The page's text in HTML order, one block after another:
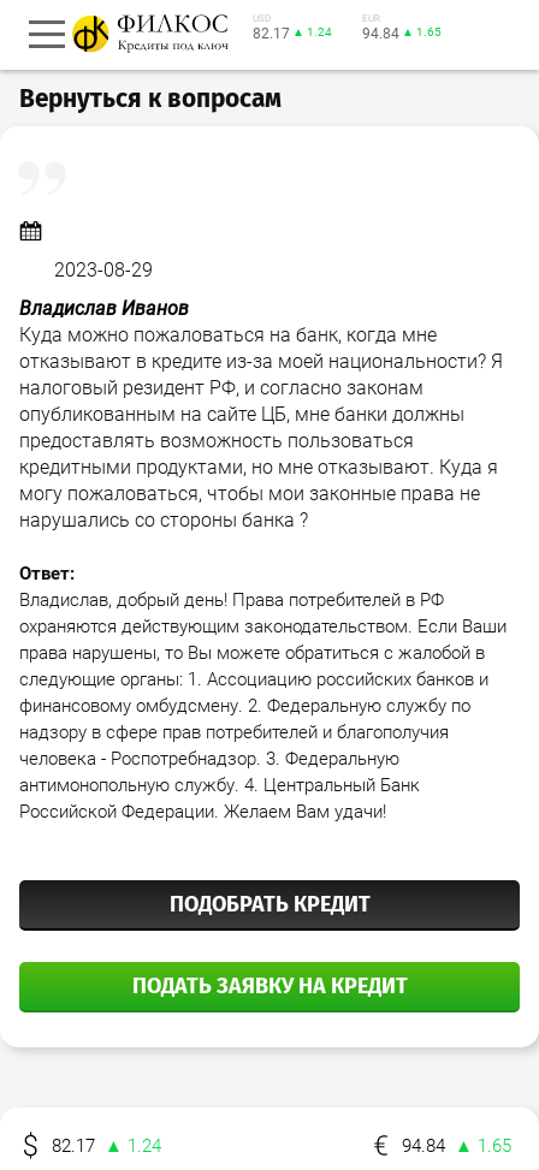
USD
82.17 ▲ 1.24
EUR
94.84 ▲ 1.65
Вернуться к вопросам
2023-08-29
Владислав Иванов
Куда можно пожаловаться на банк, когда мне
отказывают в кредите из-за моей национальности? Я
налоговый резидент РФ, и согласно законам
опубликованным на сайте ЦБ, мне банки должны
предоставлять возможность пользоваться
кредитными продуктами, но мне отказывают. Куда я
могу пожаловаться, чтобы мои законные права не
нарушались со стороны банка ?
Ответ:
Владислав, добрый день! Права потребителей в РФ
охраняются действующим законодательством. Если Ваши
права нарушены, то Вы можете обратиться с жалобой в
следующие органы: 1. Ассоциацию российских банков и
финансовому омбудсмену. 2. Федеральную службу по
надзору в сфере прав потребителей и благополучия
человека - Роспотребнадзор. 3. Федеральную
антимонопольную службу. 4. Центральный Банк
Российской Федерации. Желаем Вам удачи!
ПОДОБРАТЬ КРЕДИТ
ПОДАТЬ ЗАЯВКУ НА КРЕДИТ
82.17 ▲ 1.24 94.84
▲ 1.65